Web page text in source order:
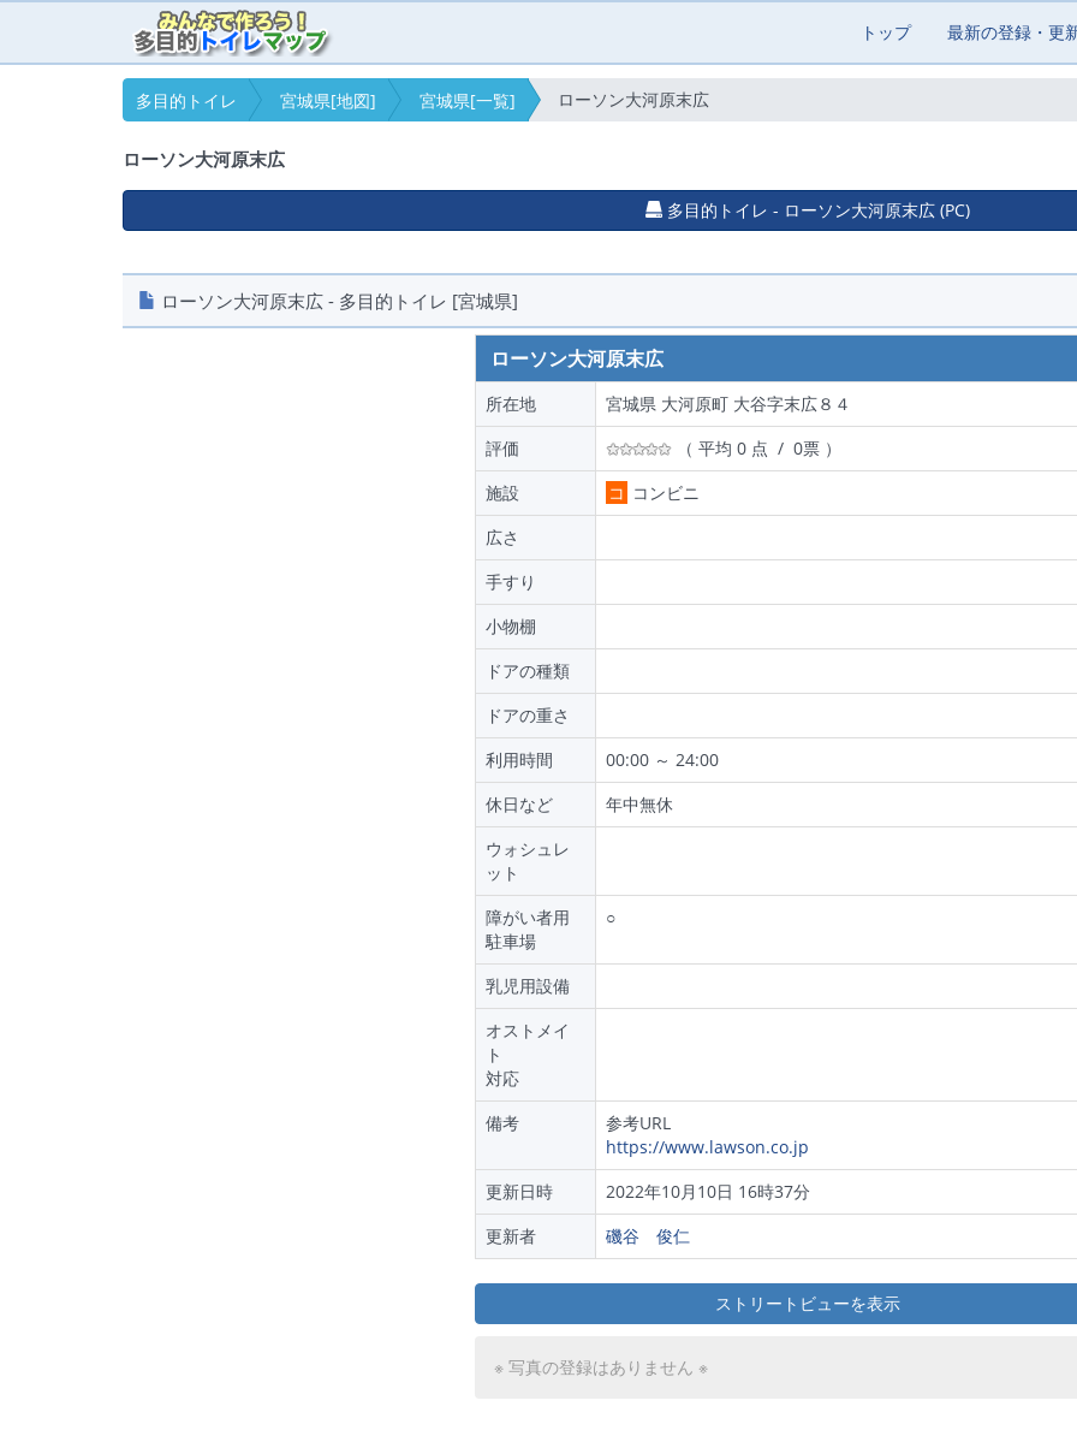
トップ 最新の登録・更
多目的トイレ 宮城県[地図] 宮城県[一覧] ローソン大河原末広
ローソン大河原末広
多目的トイレ - ローソン大河原末広 (PC)
ローソン大河原末広 - 多目的トイレ [宮城県]
ローソン大河原末広
所在地
宮城県 大河原町 大谷字末広８４
評価
（ 平均 0 点 / 0票 ）
施設
コ コンビニ
広さ
手すり
小物棚
ドアの種類
ドアの重さ
利用時間
00:00 ～ 24:00
休日など
年中無休
ウォシュレ
ット
障がい者用
駐車場
○
乳児用設備
オストメイ
ト
対応
備考
参考URL
https://www.lawson.co.jp
更新日時
2022年10月10日 16時37分
更新者
磯谷 俊仁
ストリートビューを表示
※ 写真の登録はありません ※